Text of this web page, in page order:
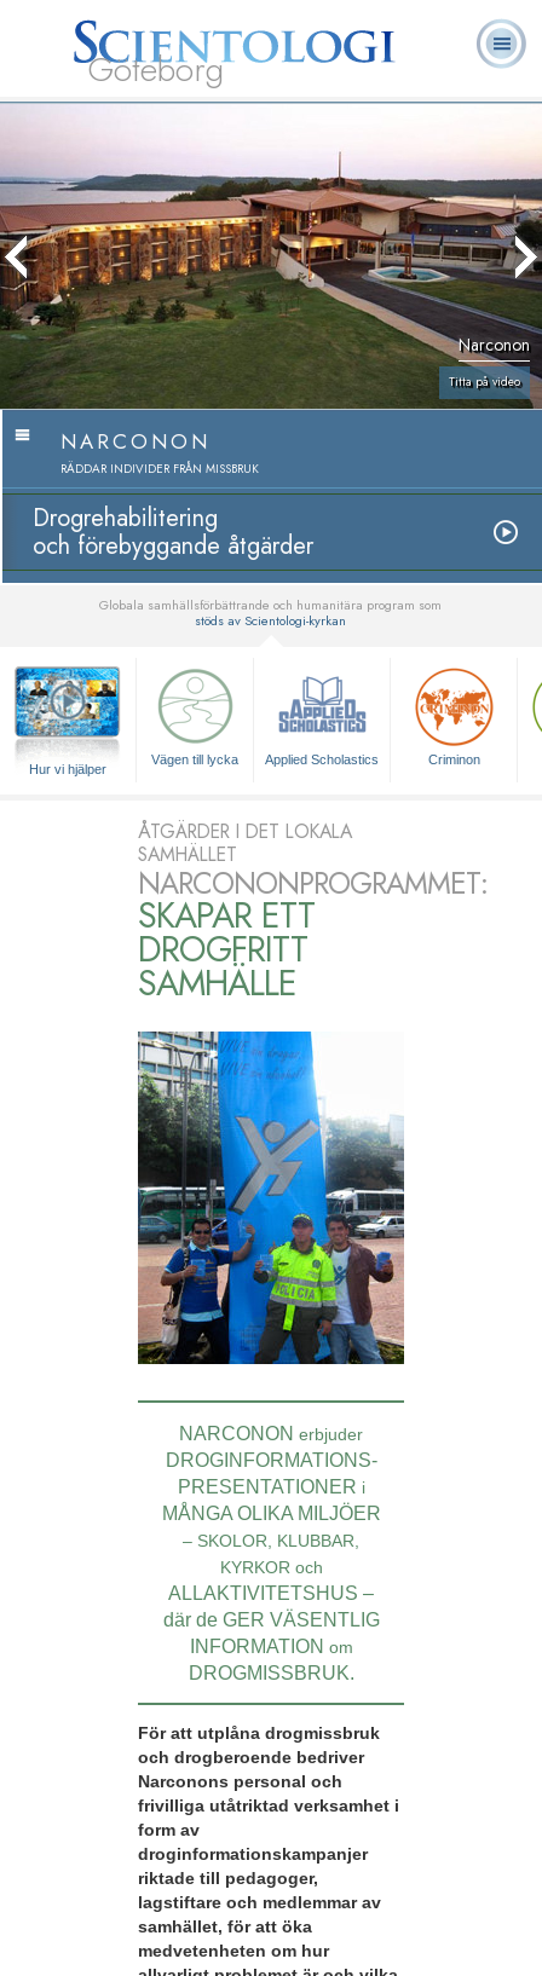
Göteborg
Narconon
Titta på video
NARCONON
RÄDDAR INDIVIDER FRÅN MISSBRUK
Drogrehabilitering
och förebyggande åtgärder
Globala samhällsförbättrande och humanitära program som
stöds av Scientologi-kyrkan
Hur vi hjälper
Vägen till lycka Applied Scholastics Criminon
ÅTGÄRDER I DET LOKALA
SAMHÄLLET
NARCONONPROGRAMMET:
SKAPAR ETT
DROGFRITT
SAMHÄLLE
NARCONON erbjuder
DROGINFORMATIONS­
PRESENTATIONER i
MÅNGA OLIKA MILJÖER
– SKOLOR, KLUBBAR,
KYRKOR och
ALLAKTIVITETSHUS –
där de GER VÄSENTLIG
INFORMATION om
DROGMISSBRUK.
För att utplåna drogmissbruk
och drogberoende bedriver
Narconons personal och
frivilliga utåtriktad verksamhet i
form av
droginformationskampanjer
riktade till pedagoger,
lagstiftare och medlemmar av
samhället, för att öka
medvetenheten om hur